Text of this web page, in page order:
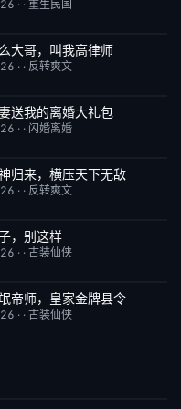
· · 重生民国
完结
大哥，叫我高律师
· · 反转爽文
完结
送我的离婚大礼包
· · 闪婚离婚
完结
归来，横压天下无敌
· · 反转爽文
完结
，别这样
· · 古装仙侠
完结
帝师，皇家金牌县令
· · 古装仙侠